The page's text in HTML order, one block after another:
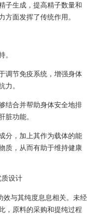
子生成，提高精子数量和
面发挥了传统作用。
。
调节免疫系统，增强身体
力。
结合并帮助身体安全地排
脏功能。
分，加上其作为载体的能
质，从而有助于维持健康
质设计
效与其纯度息息相关。未经
，原料的采购和提纯过程